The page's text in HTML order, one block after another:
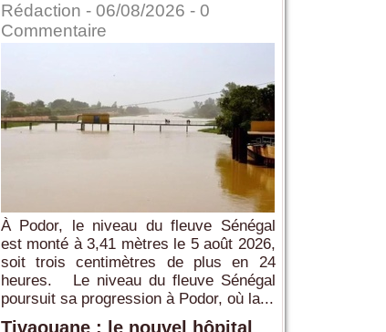
Rédaction - 06/08/2026 - 0
Commentaire
À Podor, le niveau du fleuve Sénégal
est monté à 3,41 mètres le 5 août 2026,
soit trois centimètres de plus en 24
heures. Le niveau du fleuve Sénégal
poursuit sa progression à Podor, où la...
Tivaouane : le nouvel hôpital